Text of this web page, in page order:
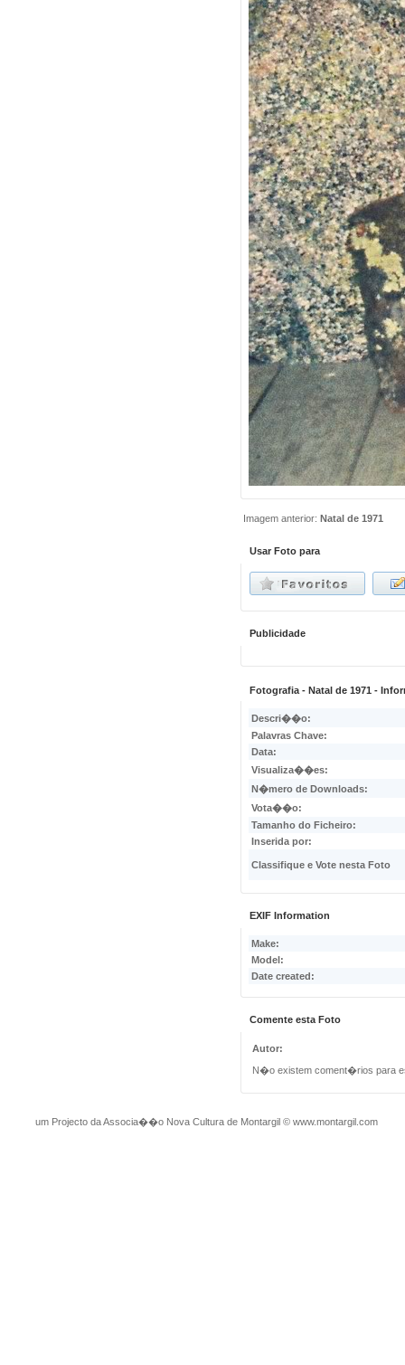
Imagem anterior:Natal de 1971
Usar Foto para
Publicidade
Fotografia - Natal de 1971 -
Descri��o:
Palavras Chave:
Data:
Visualiza��es:
N�mero de Downloads:
Vota��o:
Tamanho do Ficheiro:
Inserida por:
Classifique e Vote nesta Foto
EXIF Information
Make:
Model:
Date created:
Comente esta Foto
Autor:
N�o existem coment�rios para
um Projecto da Associa��o Nova Cultura de Montargil©www.montargil.com